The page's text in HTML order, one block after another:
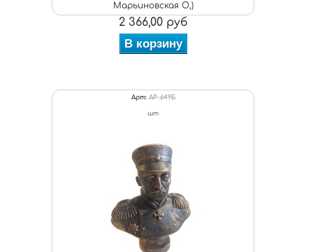
Марьиновская О,)
2 366,00 руб
В корзину
Арт: АР-649Б
шт